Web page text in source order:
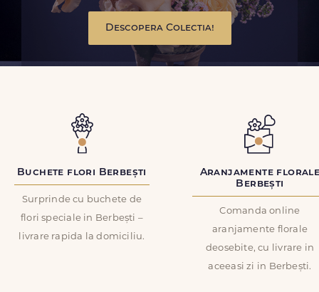
Descopera Colectia!
Buchete flori Berbești
Surprinde cu buchete de
flori speciale in Berbești –
livrare rapida la domiciliu.
Aranjamente
Berbești
Comanda online
aranjamente florale
deosebite, cu livrare in
aceeasi zi in Berbești.